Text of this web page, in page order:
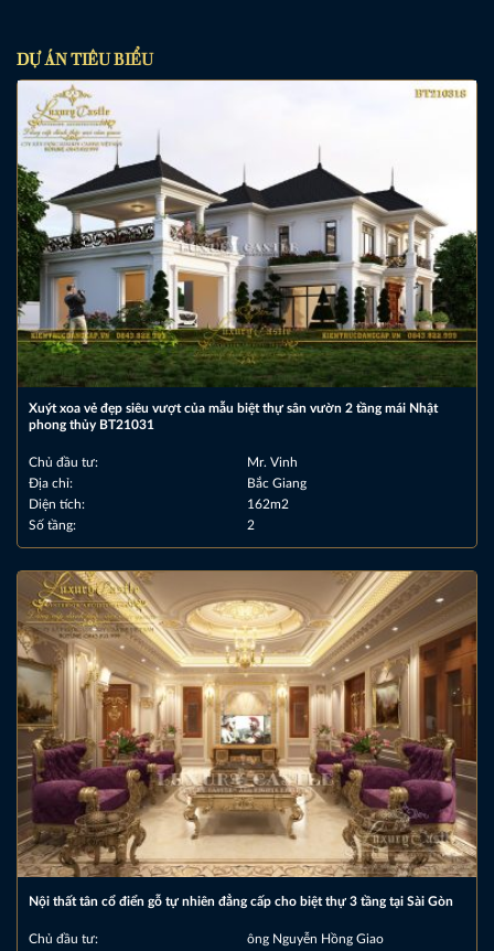
DỰ ÁN TIÊU BIỂU
Xuýt xoa vẻ đẹp siêu vượt của mẫu biệt thự sân vườn 2 tầng mái Nhật
phong thủy BT21031
Chủ đầu tư:
Mr. Vinh
Địa chỉ:
Bắc Giang
Diện tích:
162m2
Số tầng:
2
Nội thất tân cổ điển gỗ tự nhiên đẳng cấp cho biệt thự 3 tầng tại Sài Gòn
Chủ đầu tư:
ông Nguyễn Hồng Giao